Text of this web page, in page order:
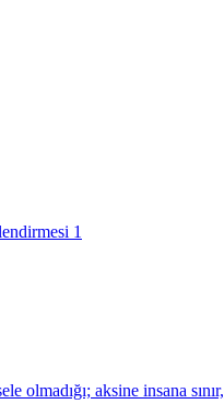
1
olmadığı; aksine insana